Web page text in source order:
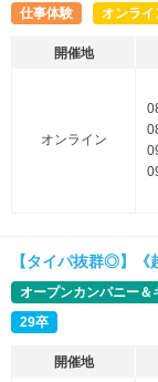
仕事体験 オンライ
開催地
オンライン
【タイパ抜群◎】《
オープンカンパニー＆
29卒
開催地